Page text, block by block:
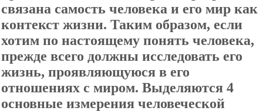
связана самость человека и его мир как
контекст жизни. Таким образом, если
хотим по настоящему понять человека,
прежде всего должны исследовать его
жизнь, проявляющуюся в его
отношениях с миром. Выделяются 4
основные измерения человеческой